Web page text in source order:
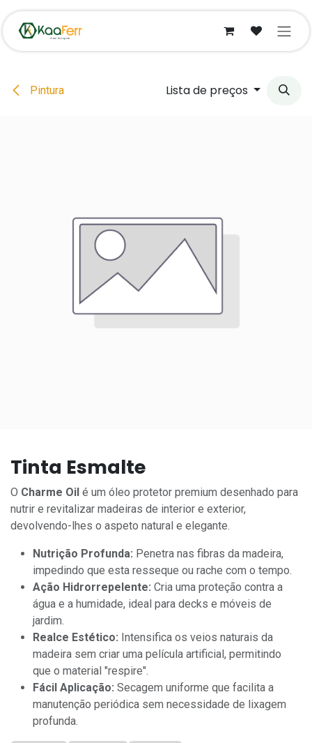
Pular para o conteúdo
Pintura Lista de preços
Tinta Esmalte
O Charme Oil é um óleo protetor premium desenhado para
nutrir e revitalizar madeiras de interior e exterior,
devolvendo-lhes o aspeto natural e elegante.
Nutrição Profunda: Penetra nas fibras da madeira,
impedindo que esta resseque ou rache com o tempo.
Ação Hidrorrepelente: Cria uma proteção contra a
água e a humidade, ideal para decks e móveis de
jardim.
Realce Estético: Intensifica os veios naturais da
madeira sem criar uma película artificial, permitindo
que o material "respire".
Fácil Aplicação: Secagem uniforme que facilita a
manutenção periódica sem necessidade de lixagem
profunda.